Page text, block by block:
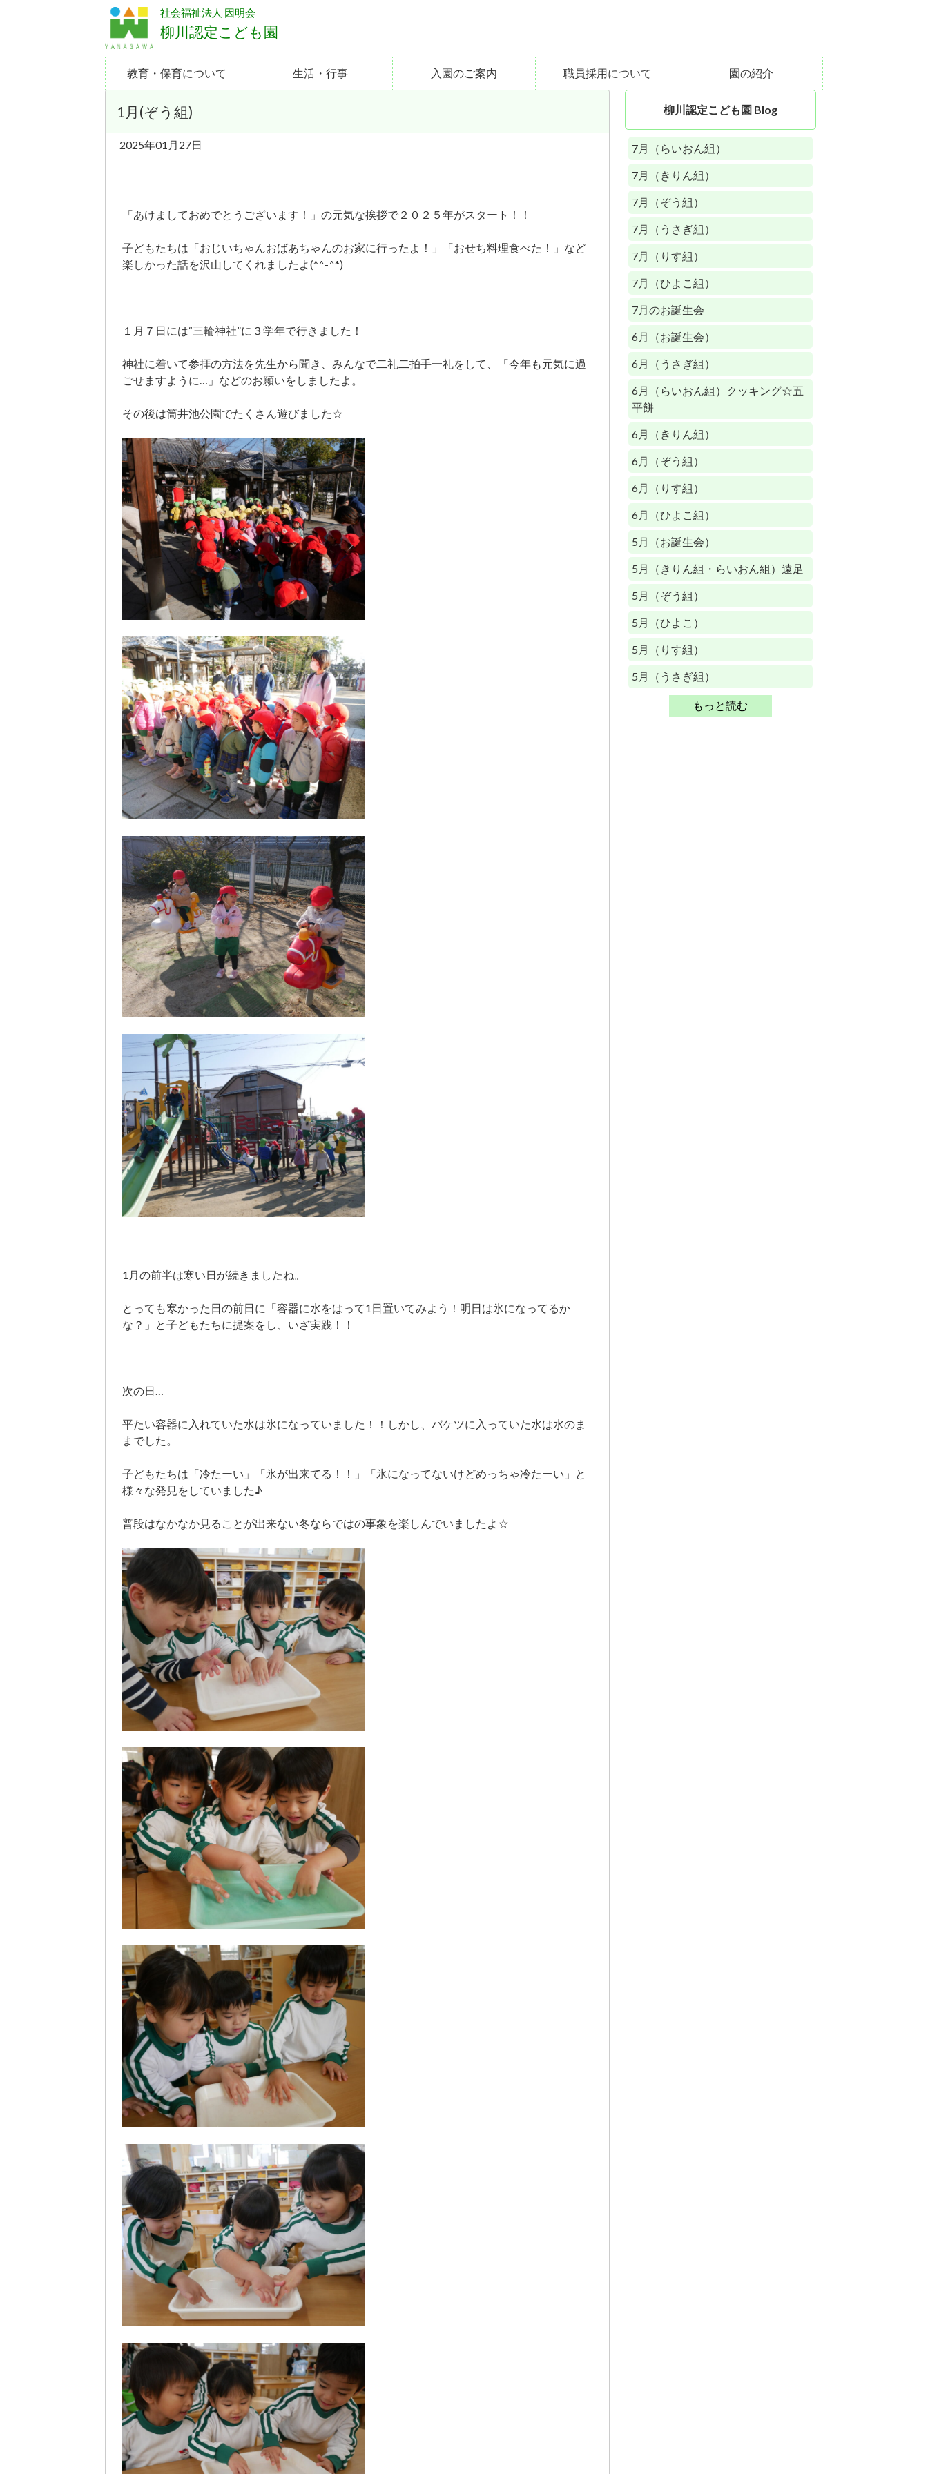
社会福祉法人 因明会
柳川認定こども園
教育・保育について 生活・行事 入園のご案内 職員採用について 園の紹介
1月(ぞう組)
2025年01月27日
「あけましておめでとうございます！」の元気な挨拶で２０２５年がスタート！！
子どもたちは「おじいちゃんおばあちゃんのお家に行ったよ！」「おせち料理食べた！」など
楽しかった話を沢山してくれましたよ(*^-^*)
１月７日には“三輪神社”に３学年で行きました！
神社に着いて参拝の方法を先生から聞き、みんなで二礼二拍手一礼をして、「今年も元気に過
ごせますように…」などのお願いをしましたよ。
その後は筒井池公園でたくさん遊びました☆
1月の前半は寒い日が続きましたね。
とっても寒かった日の前日に「容器に水をはって1日置いてみよう！明日は氷になってるか
な？」と子どもたちに提案をし、いざ実践！！
次の日…
平たい容器に入れていた水は氷になっていました！！しかし、バケツに入っていた水は水のま
までした。
子どもたちは「冷たーい」「氷が出来てる！！」「氷になってないけどめっちゃ冷たーい」と
様々な発見をしていました♪
普段はなかなか見ることが出来ない冬ならではの事象を楽しんでいましたよ☆
柳川認定こども園 Blog
7月（らいおん組）
7月（きりん組）
7月（ぞう組）
7月（うさぎ組）
7月（りす組）
7月（ひよこ組）
7月のお誕生会
6月（お誕生会）
6月（うさぎ組）
6月（らいおん組）クッキング☆五
平餅
6月（きりん組）
6月（ぞう組）
6月（りす組）
6月（ひよこ組）
5月（お誕生会）
5月（きりん組・らいおん組）遠足
5月（ぞう組）
5月（ひよこ）
5月（りす組）
5月（うさぎ組）
もっと読む